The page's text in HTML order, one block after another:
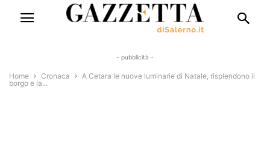
- pubblicità -
Home Cronaca
A Cetara le nuove luminarie di Natale, risplendono il
borgo e la...